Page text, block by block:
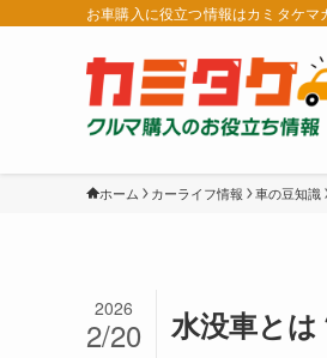
お車購入に役立つ情報はカミタケ
ホーム カーライフ情報 車の豆知識
水没車と
2026
2/20